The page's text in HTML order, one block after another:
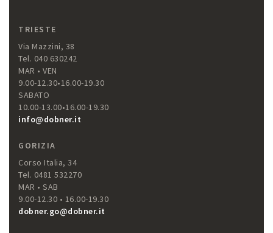
TRIESTE
Via Mazzini, 38
Tel. 040 630242
MAR • VEN
9.00-12.30•16.00-19.30
SABATO
10.00-13.00•16.00-19.30
info@dobner.it
GORIZIA
Corso Italia, 34
Tel. 0481 532270
MAR • SAB
9.00-12.30 • 16.00-19.30
dobner.go@dobner.it